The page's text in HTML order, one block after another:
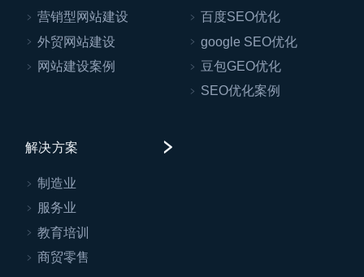
营销型网站建设
外贸网站建设
网站建设案例
百度SEO优化
google SEO优化
豆包GEO优化
SEO优化案例
解决方案
制造业
服务业
教育培训
商贸零售